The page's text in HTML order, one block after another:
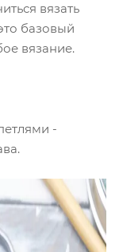
вязать
базовый
вязание.
-